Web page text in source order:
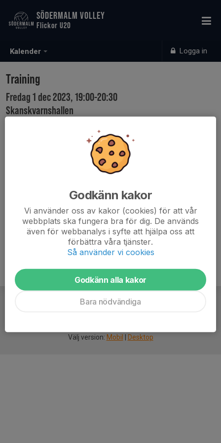
Kalender Logga in
SÖDERMALM VOLLEY
Flickor U20
Training
Fredag 1 dec 2023, 19:00-20:30
Skanskvarnshallen
OBS: The training is in Skanskvarnshallen
Välj version: Mobil Desktop
Godkänn kakor
Vi använder oss av kakor (cookies) för att vår
webbplats ska fungera bra för dig. De används
även för webbanalys i syfte att hjälpa oss att
förbättra våra tjänster.
Så använder vi cookies
Godkänn alla kakor
Bara nödvändiga